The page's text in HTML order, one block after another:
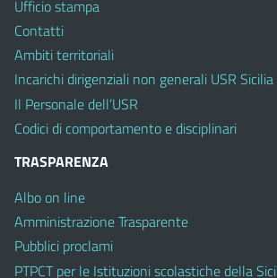
Ufficio stampa
Contatti
Ambiti territoriali
Incarichi dirigenziali non generali USR Sicilia
Il Personale dell’USR
Codici di comportamento e disciplinari
TRASPARENZA
Albo on line
Amministrazione Trasparente
Pubblici proclami
PTPCT per le Istituzioni scolastiche della